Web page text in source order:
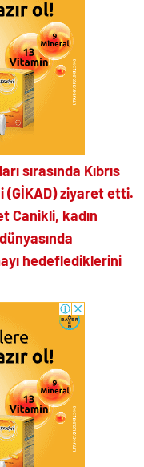
sırasında Kıbrıs
(GİKAD) ziyaret etti.
Canikli, kadın
hedeflediklerini